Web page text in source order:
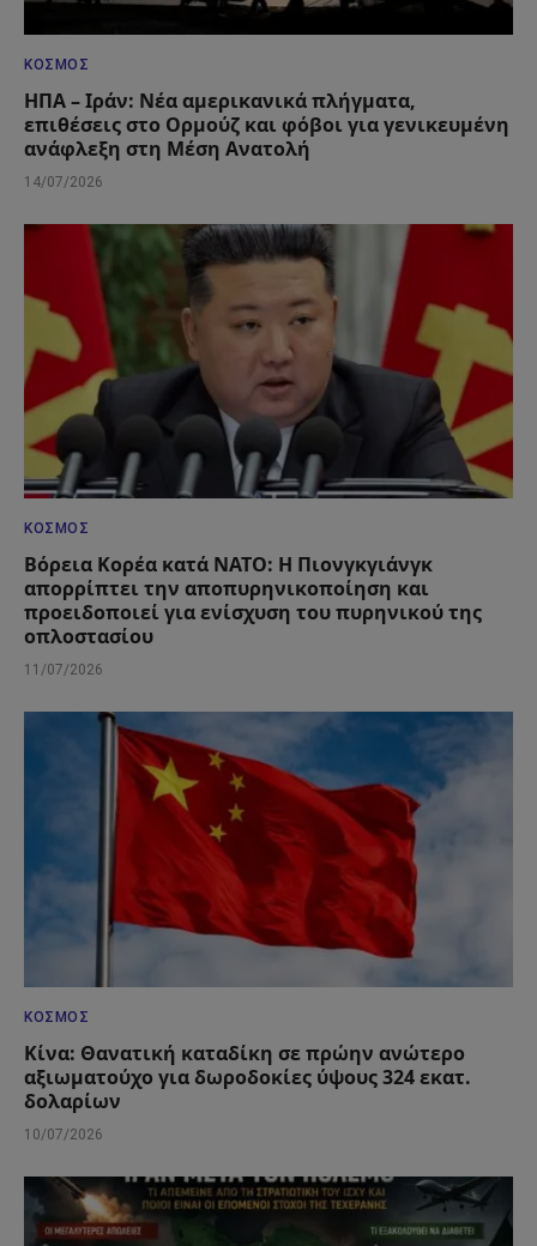
ΚΌΣΜΟΣ
ΗΠΑ – Ιράν: Νέα αμερικανικά πλήγματα,
επιθέσεις στο Ορμούζ και φόβοι για γενικευμένη
ανάφλεξη στη Μέση Ανατολή
14/07/2026
ΚΌΣΜΟΣ
Βόρεια Κορέα κατά ΝΑΤΟ: Η Πιονγκγιάνγκ
απορρίπτει την αποπυρηνικοποίηση και
προειδοποιεί για ενίσχυση του πυρηνικού της
οπλοστασίου
11/07/2026
ΚΌΣΜΟΣ
Κίνα: Θανατική καταδίκη σε πρώην ανώτερο
αξιωματούχο για δωροδοκίες ύψους 324 εκατ.
δολαρίων
10/07/2026